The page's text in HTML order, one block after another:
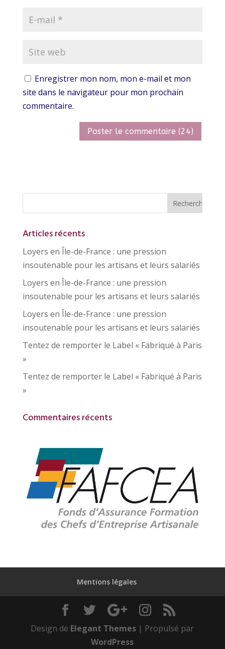
Enregistrer mon nom, mon e-mail et mon
site dans le navigateur pour mon prochain
commentaire.
Articles récents
Loyers en Île-de-France : une pression
insoutenable pour les artisans et leurs salariés
Loyers en Île-de-France : une pression
insoutenable pour les artisans et leurs salariés
Loyers en Île-de-France : une pression
insoutenable pour les artisans et leurs salariés
Tentez de remporter le Label « Fabriqué à Paris
»
Tentez de remporter le Label « Fabriqué à Paris
»
Commentaires récents
Mentions légales
Design de Elegant Themes | Propulsé par
WordPress